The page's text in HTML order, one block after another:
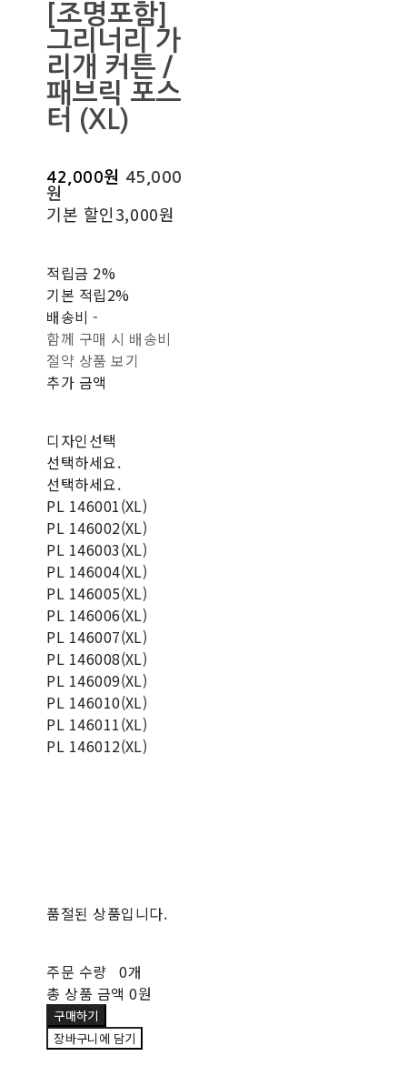
[조명포함]
그리너리 가
리개 커튼 /
패브릭 포스
터 (XL)
42,000원 45,000
원
기본 할인3,000원
적립금 2%
기본 적립2%
배송비-
함께 구매 시 배송비
절약 상품 보기
추가 금액
디자인선택
선택하세요.
선택하세요.
PL 146001(XL)
PL 146002(XL)
PL 146003(XL)
PL 146004(XL)
PL 146005(XL)
PL 146006(XL)
PL 146007(XL)
PL 146008(XL)
PL 146009(XL)
PL 146010(XL)
PL 146011(XL)
PL 146012(XL)
품절된 상품입니다.
주문 수량 0개
총 상품 금액 0원
구매하기
장바구니에 담기